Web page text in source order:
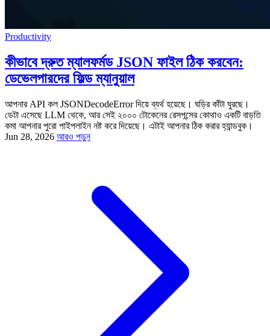
Productivity
কীভাবে দ্রুত ম্যালফর্মড JSON ফাইল ঠিক করবেন:
ডেভেলপারদের ফিল্ড ম্যানুয়াল
আপনার API কল JSONDecodeError দিয়ে ব্যর্থ হয়েছে। ঘড়ির কাঁটা ঘুরছে।
ডেটা এসেছে LLM থেকে, আর সেই ২০০০ টোকেনের রেসপন্সের কোথাও একটি বাড়তি
কমা আপনার পুরো পাইপলাইন নষ্ট করে দিয়েছে। এটাই আপনার ঠিক করার হ্যান্ডবুক।
Jun 28, 2026 আরও পড়ুন